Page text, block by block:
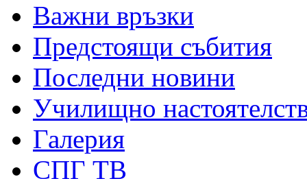
Важни връзки
Предстоящи събития
Последни новини
Училищно
Галерия
СПГ ТВ